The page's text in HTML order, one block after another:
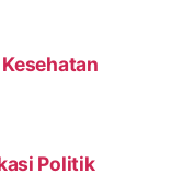
Politik